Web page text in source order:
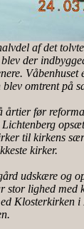
af det
der
omtrent på
årtier før
til kirkens
kirker.
udskære og
lighed med
Klosterkirken i